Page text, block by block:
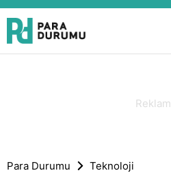
Para Durumu Teknoloji